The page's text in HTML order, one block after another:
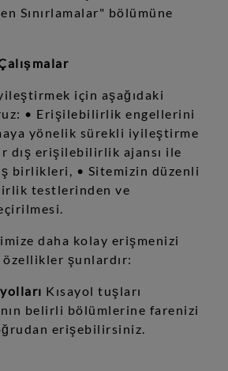
Sınırlamalar" bölümüne
için aşağıdaki
• Erişilebilirlik engellerini
yönelik sürekli iyileştirme
dış erişilebilirlik ajansı ile
birlikleri, • Sitemizin düzenli
testlerinden ve
daha kolay erişmenizi
özellikler şunlardır:
Kısayol tuşları
belirli bölümlerine farenizi
erişebilirsiniz.